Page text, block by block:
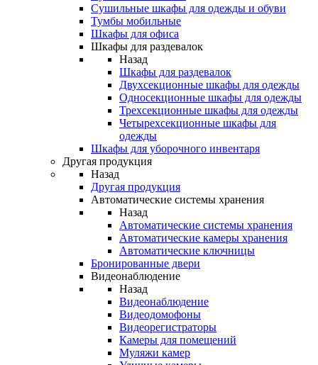
Сушильные шкафы для одежды и обуви
Тумбы мобильные
Шкафы для офиса
Шкафы для раздевалок
Назад
Шкафы для раздевалок
Двухсекционные шкафы для одежды
Односекционные шкафы для одежды
Трехсекционные шкафы для одежды
Четырехсекционные шкафы для
одежды
Шкафы для уборочного инвентаря
Другая продукция
Назад
Другая продукция
Автоматические системы хранения
Назад
Автоматические системы хранения
Автоматические камеры хранения
Автоматические ключницы
Бронированные двери
Видеонаблюдение
Назад
Видеонаблюдение
Видеодомофоны
Видеорегистраторы
Камеры для помещений
Муляжи камер